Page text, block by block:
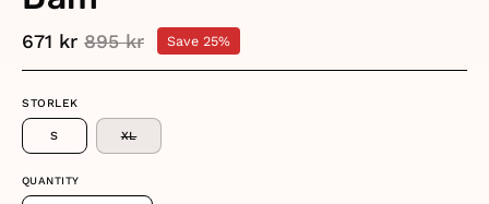
671 kr 895 kr Save 25%
STORLEK
S XL
QUANTITY